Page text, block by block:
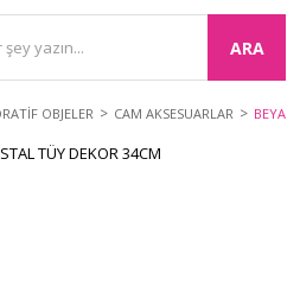
ARA
OBJELER CAM AKSESUARLAR BEYAZ